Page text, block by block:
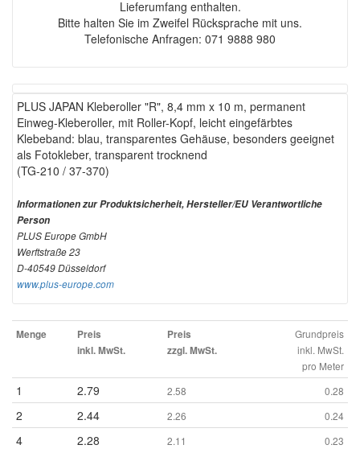
Lieferumfang enthalten.
Bitte halten Sie im Zweifel Rücksprache mit uns.
Telefonische Anfragen: 071 9888 980
PLUS JAPAN Kleberoller "R", 8,4 mm x 10 m, permanent
Einweg-Kleberoller, mit Roller-Kopf, leicht eingefärbtes
Klebeband: blau, transparentes Gehäuse, besonders geeignet
als Fotokleber, transparent trocknend
(TG-210 / 37-370)
Informationen zur Produktsicherheit, Hersteller/EU Verantwortliche
Person
PLUS Europe GmbH
Werftstraße 23
D-40549 Düsseldorf
www.plus-europe.com
Menge
Preis
inkl. MwSt.
Preis
zzgl. MwSt.
Grundpreis
inkl. MwSt.
pro Meter
1 2.79 2.58 0.28
2 2.44 2.26 0.24
4 2.28 2.11 0.23